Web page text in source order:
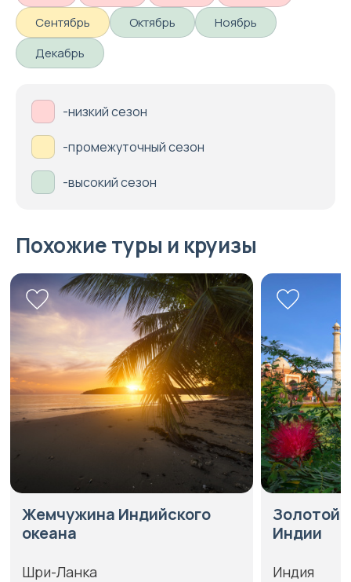
Сентябрь
Октябрь
Ноябрь
Декабрь
-низкий сезон
-промежуточный сезон
-высокий сезон
Похожие туры и круизы
Жемчужина Индийского
океана
Шри-Ланка
Золотой
Индии
Индия